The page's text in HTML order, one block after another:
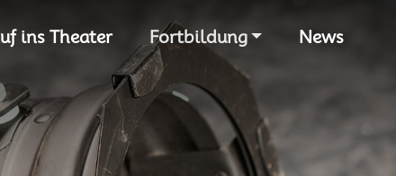
ins Theater Fortbildung News